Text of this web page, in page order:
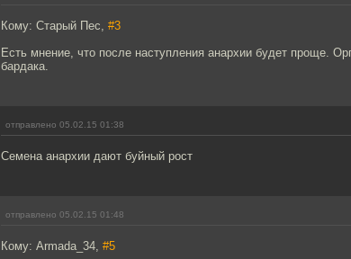
Кому: Старый Пес, #3
Есть мнение, что после наступления анархии будет проще.
бардака.
отправлено 05.02.15 01:38
Семена анархии дают буйный рост
отправлено 05.02.15 01:48
Кому: Armada_34, #5